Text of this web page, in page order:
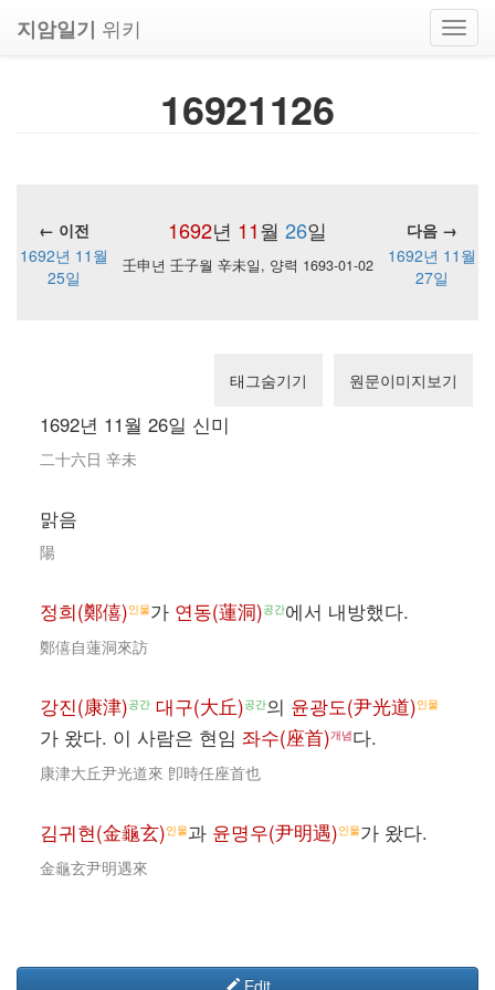
지암일기 위키
16921126
1692년 11월 26일
← 이전
다음 →
1692년 11월
25일
壬申년 壬子월 辛未일, 양력 1693-01-02
1692년 11월
27일
태그숨기기 원문이미지보기
1692년 11월 26일 신미
二十六日 辛未
맑음
陽
정희(鄭僖)인물가 연동(蓮洞)공간에서 내방했다.
鄭僖自蓮洞來訪
강진(康津)공간 대구(大丘)공간의 윤광도(尹光道)인물
가 왔다. 이 사람은 현임 좌수(座首)개념다.
康津大丘尹光道來 卽時任座首也
김귀현(金龜玄)인물과 윤명우(尹明遇)인물가 왔다.
金龜玄尹明遇來